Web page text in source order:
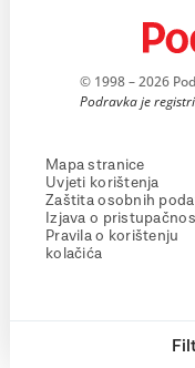
© 1998 – 2026
Podravka je
Mapa stranice
Uvjeti korištenja
Zaštita osobnih
Izjava o
Pravila o korištenju
kolačića